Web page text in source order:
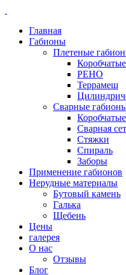
Главная
Габионы
Плетеные
Коробчатые
РЕНО
Террамеш
Сварные
Коробчатые
Сварная
Стяжки
Спираль
Заборы
Применение габионов
Нерудные материалы
Бутовый камень
Галька
Щебень
Цены
галерея
О нас
Отзывы
Блог